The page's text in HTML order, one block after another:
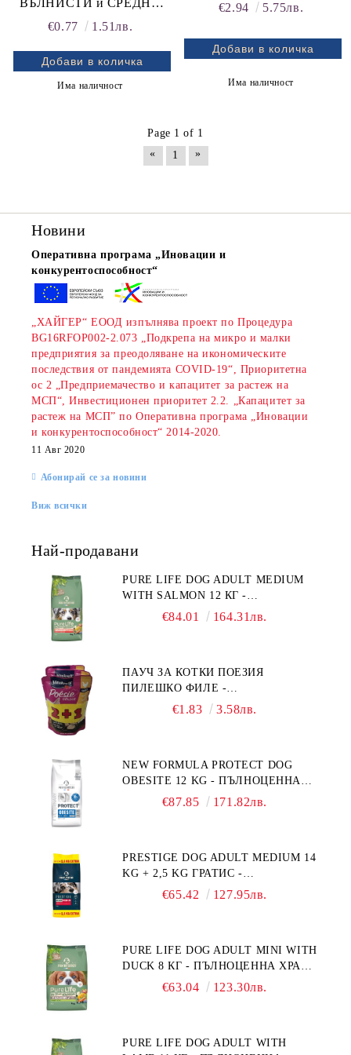
ПАПАГАЛИ, с важни
€0.77 1.51лв.
Има наличност
Естествено добро!
€2.94 5.75лв.
Има наличност
Page 1 of 1
«
1 »
Новини
Оперативна програма „Иновации и
конкурентоспособност“
„ХАЙГЕР“ ЕООД изпълнява проект по Процедура
BG16RFOP002-2.073 „Подкрепа на микро и малки
предприятия за преодоляване на икономическите
последствия от пандемията COVID-19“, Приоритетна
ос 2 „Предприемачество и капацитет за растеж на
МСП“, Инвестиционен приоритет 2.2. „Капацитет за
растеж на МСП” по Оперативна програма „Иновации
и конкурентоспособност“ 2014-2020.
11 Авг 2020
Абонирай се за новини
Виж всички
Най-продавани
PURE LIFE DOG ADULT MEDIUM
WITH SALMON 12 КГ -
ПЪЛНОЦЕННА ХРАНА ЗА
БЕЗ ЗЪРНО, БЕЗ ГЛУТЕН.
ПРОИЗВЕДЕНА ВЪВ ФРАНЦИЯ.
€84.01 164.31лв.
ПАУЧ ЗА КОТКИ ПОЕЗИЯ
ПИЛЕШКО ФИЛЕ -
ПРОМОКОМПЛЕКТ 3 БР.
€1.83 3.58лв.
NEW FORMULA PROTECT DOG
OBESITE 12 KG - ПЪЛНОЦЕННА
ДИЕТИЧНА ХРАНА ЗА КУЧЕТА
"РЕГУЛИРАНЕ НА ВНОСА НА
ГЛЮКОЗА (DIABETES MELLITUS)."
€87.85 171.82лв.
PRESTIGE DOG ADULT MEDIUM 14
KG + 2,5 KG ГРАТИС -
ПЪЛНОЦЕННА ХРАНА ЗА
€65.42 127.95лв.
PURE LIFE DOG ADULT MINI WITH
DUCK 8 КГ - ПЪЛНОЦЕННА ХРАНА
ЗА ПОРАСНАЛИ КУЧЕТА ОТ
ГЛУТЕН. ПРОИЗВЕДЕНА ВЪВ
€63.04 123.30лв.
PURE LIFE DOG ADULT WITH